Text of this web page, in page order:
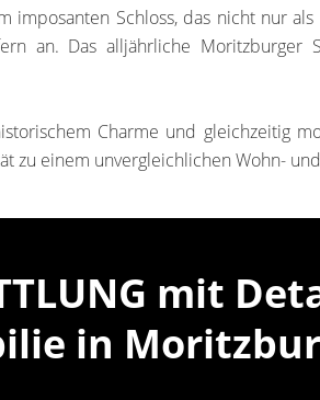
Schloss, das nicht nur
an. Das alljährliche
Charme und gleichzeitig
zu einem unvergleichlichen Wohn-
mit
in